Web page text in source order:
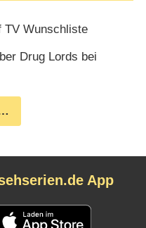
TV Wunschliste
Drug Lords bei
App